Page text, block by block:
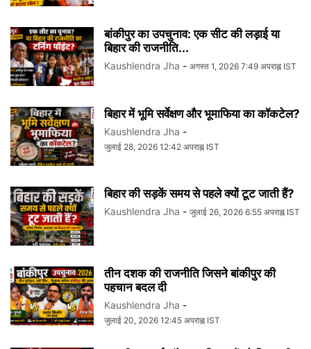
बांकीपुर का उपचुनाव: एक सीट की लड़ाई या
बिहार की राजनीति...
Kaushlendra Jha - अगस्त 1, 2026 7:49 अपराह्न IST
बिहार में भूमि सर्वेक्षण और भूमाफिया का कॉकटेल?
Kaushlendra Jha -
जुलाई 28, 2026 12:42 अपराह्न IST
बिहार की सड़कें समय से पहले क्यों टूट जाती हैं?
Kaushlendra Jha - जुलाई 26, 2026 6:55 अपराह्न IST
तीन दशक की राजनीति जिसने बांकीपुर की
पहचान बदल दी
Kaushlendra Jha -
जुलाई 20, 2026 12:45 अपराह्न IST